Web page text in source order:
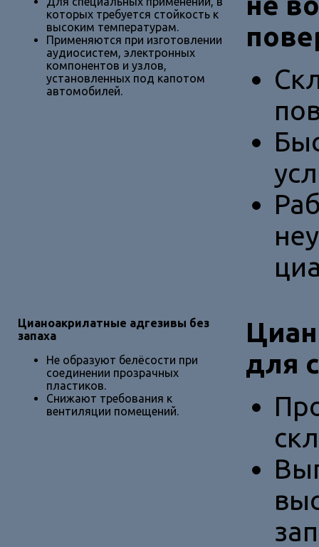
которых требуется стойкость к
высоким температурам.
Применяются при изготовлении
аудиосистем, электронных
компонентов и узлов,
установленных под капотом
автомобилей.
Цианоакрилатные адгезивы без
запаха
Не образуют белёсости при
соединении прозрачных
пластиков.
Снижают требования к
вентиляции помещений.
для